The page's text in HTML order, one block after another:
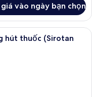
vào ngày bạn chọn
2 giường đơn Superior,
hút thuốc (Sirotan